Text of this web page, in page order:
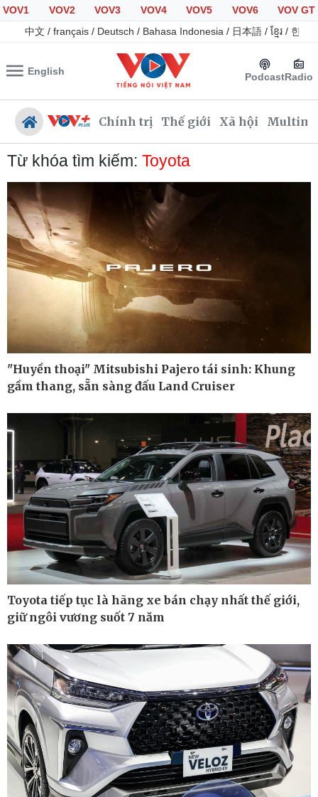
VOV1 VOV2 VOV3 VOV4 VOV5 VOV6
VOV GT
中文 / français / Deutsch / Bahasa Indonesia / 日本語 / ខ្មែរ / 한국
English PodcastRadio
Chính trị Thế giới Xã hội
Chính trị
Đảng
Tổ chức nhân sự
Quốc hội
Nhận diện sự thật
Xã hội
Dấu ấn VOV
Việc làm
Biển đảo
Thế giới
Cuộc sống đó đây
Hồ sơ
Multimedia
Video
Từ khóa tìm kiếm: Toyota
"Huyền thoại" Mitsubishi Pajero tái sinh: Khung
gầm thang, sẵn sàng đấu Land Cruiser
Toyota tiếp tục là hãng xe bán chạy nhất thế giới,
giữ ngôi vương suốt 7 năm